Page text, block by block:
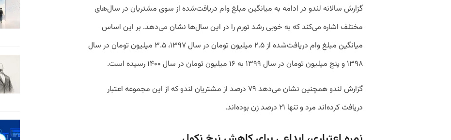
گزارش سالانه لندو در ادامه به میانگین مبلغ وام دریافت‌شده از سوی مشتریان در سال‌های
مختلف اشاره می‌کند که به خوبی رشد تورم را در این سال‌ها نشان می‌دهد. بر این اساس
میانگین مبلغ وام دریافت‌شده از ۲.۵ میلیون تومان در سال ۱۳۹۷، ۳.۵ میلیون تومان در سال
۱۳۹۸ و پنج میلیون تومان در سال ۱۳۹۹ به ۱۶ میلیون تومان در سال ۱۴۰۰ رسیده است.
گزارش لندو همچنین نشان می‌دهد ۷۹ درصد از مشتریان لندو که از این مجموعه اعتبار
دریافت کرده‌اند مرد و تنها ۲۱ درصد زن بوده‌اند.